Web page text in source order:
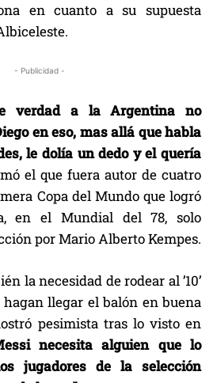
en cuanto a su supuesta
- Publicidad -
verdad a la Argentina no
en eso, mas allá que habla
le dolía un dedo y el quería
el que fuera autor de cuatro
Copa del Mundo que logró
en el Mundial del 78, solo
por Mario Alberto Kempes.
la necesidad de rodear al ’10’
hagan llegar el balón en buena
pesimista tras lo visto en
necesita alguien que lo
jugadores de la selección